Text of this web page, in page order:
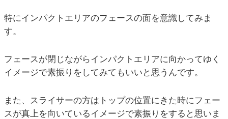
特にインパクトエリアのフェースの面を意識してみま
す。
フェースが閉じながらインパクトエリアに向かってゆく
イメージで素振りをしてみてもいいと思うんです。
また、スライサーの方はトップの位置にきた時にフェー
スが真上を向いているイメージで素振りをすると思いま